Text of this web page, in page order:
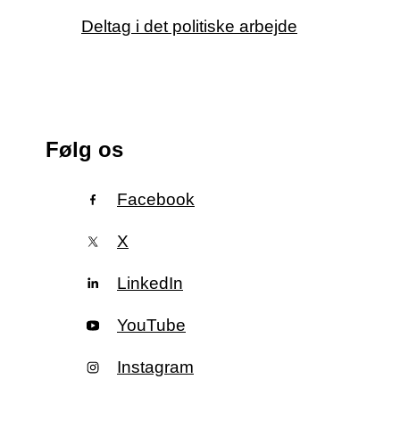
Deltag i det politiske arbejde
Følg os
Facebook
X
LinkedIn
YouTube
Instagram